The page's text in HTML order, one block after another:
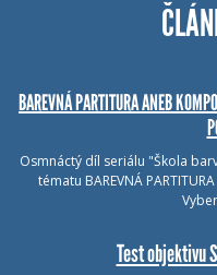
BAREVNÁ PARTITURA ANEB
Osmnáctý díl seriálu "Škola
tématu BAREVNÁ
Test objektivu